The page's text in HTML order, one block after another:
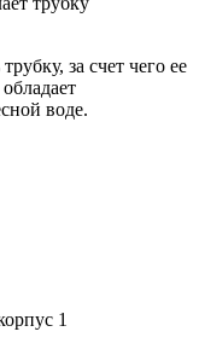
за счет чего ее
воде.
1